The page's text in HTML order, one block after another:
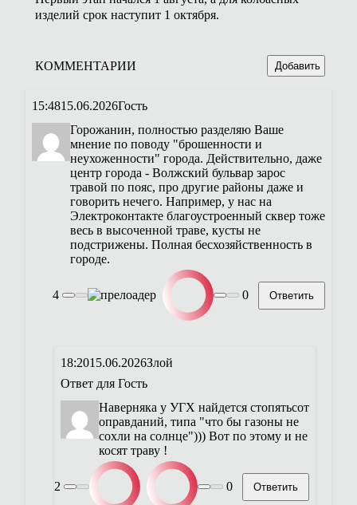
изделий срок наступит 1 октября.
КОММЕНТАРИИ Добавить
15:4815.06.2026Гость
Горожанин, полностью разделяю Ваше
мнение по поводу "брошенности и
неухоженности" города. Действительно, даже
центр города - Волжский бульвар зарос
травой по пояс, про другие районы даже и
говорить нечего. Например, у нас на
Электроконтакте благоустроенный сквер тоже
весь в высоченной траве, кусты не
подстрижены. Полная бесхозяйственность в
городе.
4 0 Ответить
18:2015.06.2026Злой
Ответ для Гость
Наверняка у УГХ найдется стопятьсот
оправданий, типа "что бы газоны не
сохли на солнце"))) Вот по этому и не
косят траву !
2 0 Ответить